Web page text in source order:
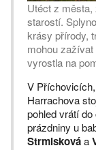
Utéct z
starostí.
krásy přírody,
mohou
vyrostla na
V
Harrachova
pohled vrátí
prázdniny u
Strmiskováa